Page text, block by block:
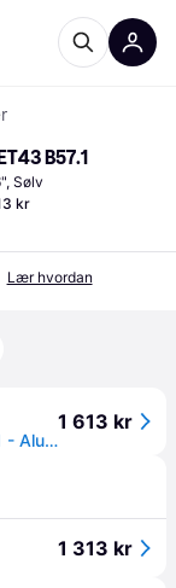
B57.1
Sølv
kr
Lær hvordan
Dezent KF Silver 7x16 5/112 ET43 B57.1 - Aluminiumfelger
1 613 kr
1 313 kr